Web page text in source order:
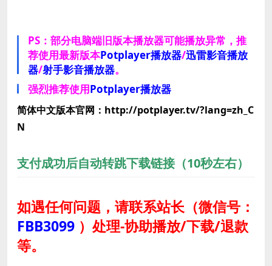
PS：部分电脑端旧版本播放器可能播放异常，推
荐使用最新版本Potplayer播放器/迅雷影音播放
器/射手影音播放器。
强烈推荐使用Potplayer播放器
简体中文版本官网：http://potplayer.tv/?lang=zh_C
N
支付成功后自动转跳下载链接（10秒左右）
如遇任何问题，请联系站长（微信号：
FBB3099 ） 处理-协助播放/下载/退款
等。